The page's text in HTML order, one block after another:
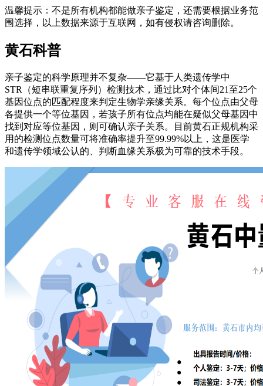
温馨提示：不是所有机构都能做亲子鉴定，还需要根据业务范
围选择，以上数据来源于互联网，如有侵权请咨询删除。
黄石科普
亲子鉴定的科学原理并不复杂——它基于人类遗传学中
STR（短串联重复序列）检测技术，通过比对个体间21至25个
基因位点的匹配程度来判定生物学亲缘关系。每个位点由父母
各提供一个等位基因，若孩子所有位点均能在疑似父母基因中
找到对应等位基因，则可确认亲子关系。目前黄石正规机构采
用的检测位点数量可将准确率提升至99.99%以上，这是医学
和遗传学领域公认的、判断血缘关系极为可靠的技术手段。